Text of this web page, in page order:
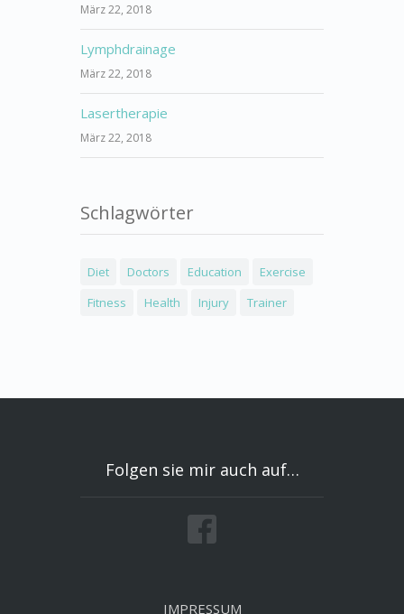
März 22, 2018
Lymphdrainage
März 22, 2018
Lasertherapie
März 22, 2018
Schlagwörter
Diet Doctors Education
Exercise
Fitness
Health Injury Trainer
Folgen sie mir auch auf…
IMPRESSUM